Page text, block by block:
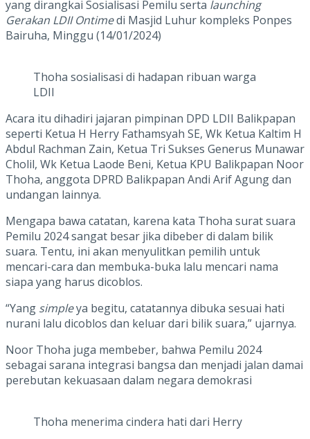
yang dirangkai Sosialisasi Pemilu serta launching
Gerakan LDII Ontimedi Masjid Luhur kompleks Ponpes
Bairuha, Minggu (14/01/2024)
Thoha sosialisasi di hadapan ribuan warga
LDII
Acara itu dihadiri jajaran pimpinan DPD LDII Balikpapan
seperti Ketua H Herry Fathamsyah SE, Wk Ketua Kaltim H
Abdul Rachman Zain, Ketua Tri Sukses Generus Munawar
Cholil, Wk Ketua Laode Beni, Ketua KPU Balikpapan Noor
Thoha, anggota DPRD Balikpapan Andi Arif Agung dan
undangan lainnya.
Mengapa bawa catatan, karena kata Thoha surat suara
Pemilu 2024 sangat besar jika dibeber di dalam bilik
suara. Tentu, ini akan menyulitkan pemilih untuk
mencari-cara dan membuka-buka lalu mencari nama
siapa yang harus dicoblos.
“Yang simpleya begitu, catatannya dibuka sesuai hati
nurani lalu dicoblos dan keluar dari bilik suara,” ujarnya.
Noor Thoha juga membeber, bahwa Pemilu 2024
sebagai sarana integrasi bangsa dan menjadi jalan damai
perebutan kekuasaan dalam negara demokrasi
Thoha menerima cindera hati dari Herry